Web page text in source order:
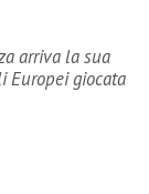
arriva la sua
Europei giocata